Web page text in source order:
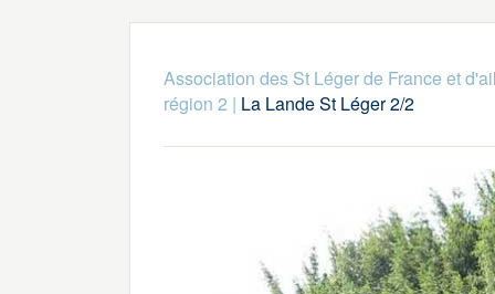
Association des St Léger de France et
région 2 | La Lande St Léger 2/2